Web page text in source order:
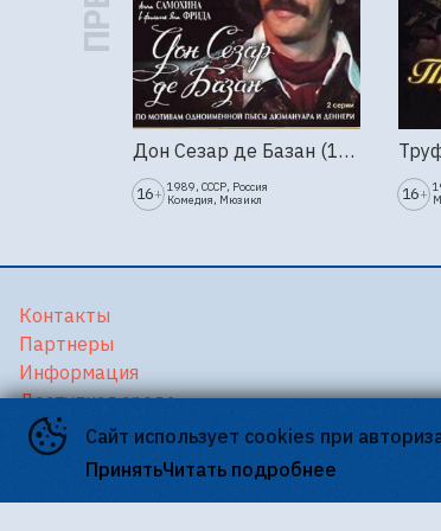
Дон Сезар де Базан (1989г., Ленфильм, 2 серии)
16+ 1989, СССР, Россия
Комедия, Мюзикл
16+
Сайт использует cookies при
ПринятьЧитать подробнее
Контакты
Партнеры
Информация
Доступная среда
Версия для слабовидящих